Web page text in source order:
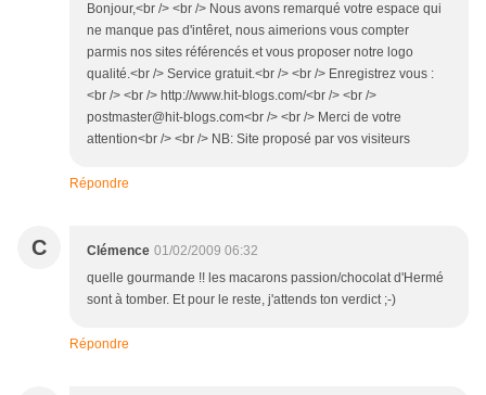
Bonjour,<br /> <br /> Nous avons remarqué votre espace qui
ne manque pas d'intêret, nous aimerions vous compter
parmis nos sites référencés et vous proposer notre logo
qualité.<br /> Service gratuit.<br /> <br /> Enregistrez vous :
<br /> <br /> http://www.hit-blogs.com/<br /> <br />
postmaster@hit-blogs.com<br /> <br /> Merci de votre
attention<br /> <br /> NB: Site proposé par vos visiteurs
Répondre
C Clémence 01/02/2009 06:32
quelle gourmande !! les macarons passion/chocolat d'Hermé
sont à tomber. Et pour le reste, j'attends ton verdict ;-)
Répondre